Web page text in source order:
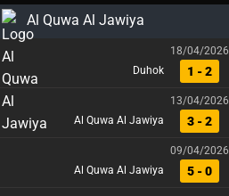
Al Quwa Al Jawiya
18/04/2026
Duhok
1 - 2
13/04/2026
Al Quwa Al Jawiya
3 - 2
09/04/2026
Al Quwa Al Jawiya
5 - 0